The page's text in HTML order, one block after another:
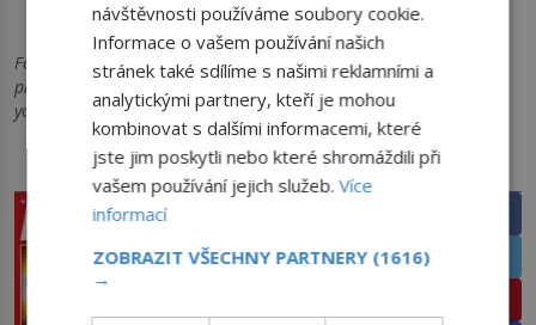
Jahody k sektu? Klidně i k sexu.
Foto: med-decisions.com, wikipedia.org, facebook.com,
pinterest.com, dailymail.co.uk, survio.com, pgfoodies.com,
youtube.com
PRÁVĚ V PRODEJI SDÍLEJTE ČLÁNEK
Twitter
návštěvnosti používáme soubory cookie.
Informace o vašem používání našich
stránek také sdílíme s našimi reklamními a
analytickými partnery, kteří je mohou
kombinovat s dalšími informacemi, které
jste jim poskytli nebo které shromáždili při
vašem používání jejich služeb.Více
informací
ZOBRAZIT VŠECHNY PARTNERY (1616)
→